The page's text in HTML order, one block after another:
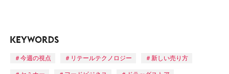
今週の視点 リテールテクノロジー 新しい売り方